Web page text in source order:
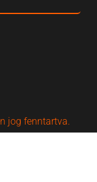
jog fenntartva.